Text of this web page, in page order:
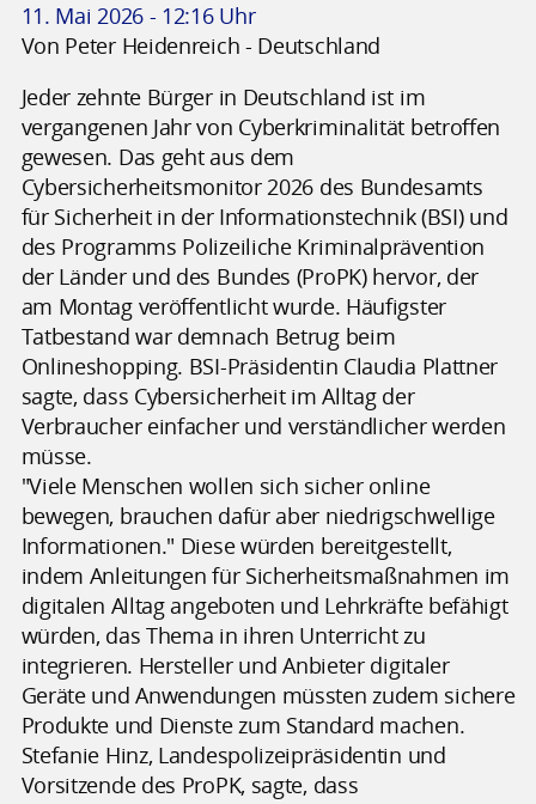
11. Mai 2026 - 12:16 Uhr
Von Peter Heidenreich - Deutschland
Jeder zehnte Bürger in Deutschland ist im
vergangenen Jahr von Cyberkriminalität betroffen
gewesen. Das geht aus dem
Cybersicherheitsmonitor 2026 des Bundesamts
für Sicherheit in der Informationstechnik (BSI) und
des Programms Polizeiliche Kriminalprävention
der Länder und des Bundes (ProPK) hervor, der
am Montag veröffentlicht wurde. Häufigster
Tatbestand war demnach Betrug beim
Onlineshopping. BSI-Präsidentin Claudia Plattner
sagte, dass Cybersicherheit im Alltag der
Verbraucher einfacher und verständlicher werden
müsse.
"Viele Menschen wollen sich sicher online
bewegen, brauchen dafür aber niedrigschwellige
Informationen." Diese würden bereitgestellt,
indem Anleitungen für Sicherheitsmaßnahmen im
digitalen Alltag angeboten und Lehrkräfte befähigt
würden, das Thema in ihren Unterricht zu
integrieren. Hersteller und Anbieter digitaler
Geräte und Anwendungen müssten zudem sichere
Produkte und Dienste zum Standard machen.
Stefanie Hinz, Landespolizeipräsidentin und
Vorsitzende des ProPK, sagte, dass